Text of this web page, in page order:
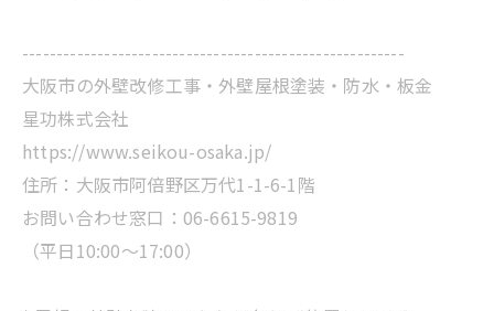
--------------------------------------------------------
大阪市の外壁改修工事・外壁屋根塗装・防水・板金
星功株式会社
https://www.seikou-osaka.jp/
住所：大阪市阿倍野区万代1-1-6-1階
お問い合わせ窓口：06-6615-9819
（平日10:00～17:00）